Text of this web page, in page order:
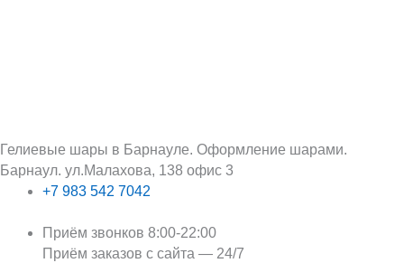
Гелиевые шары в Барнауле. Оформление шарами.
Барнаул. ул.Малахова, 138 офис 3
+7 983 542 7042
Приём звонков 8:00-22:00
Приём заказов с сайта — 24/7